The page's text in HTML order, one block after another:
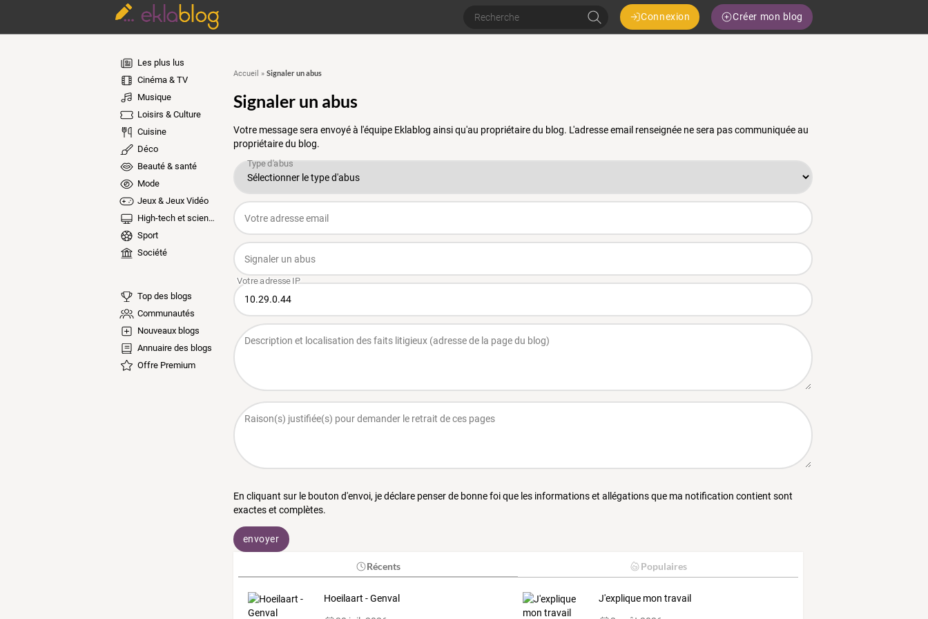
Connexion Créer mon blog
Les plus lus
Cinéma & TV
Musique
Loisirs & Culture
Cuisine
Déco
Beauté & santé
Mode
Jeux & Jeux Vidéo
High-tech et sciences
Sport
Société
Top des blogs
Communautés
Nouveaux blogs
Annuaire des blogs
Offre Premium
Accueil » Signaler un abus
Signaler un abus
Votre message sera envoyé à l'équipe Eklablog ainsi qu'au propriétaire du blog. L'adresse email renseignée ne sera pas communiquée au
propriétaire du blog.
En cliquant sur le bouton d'envoi, je déclare penser de bonne foi que les informations et allégations que ma notification contient sont
exactes et complètes.
envoyer
Récents Populaires
Hoeilaart - Genval J'explique mon travail